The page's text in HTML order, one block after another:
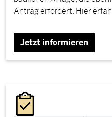
Antrag erfordert. Hier
Jetzt informieren